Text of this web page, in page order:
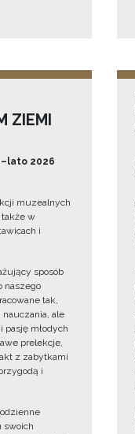
ZIEMI
2026
muzealnych
także w
i
sposób
naszego
tak,
ale
pasję młodych
prelekcje,
z zabytkami
i
swoich